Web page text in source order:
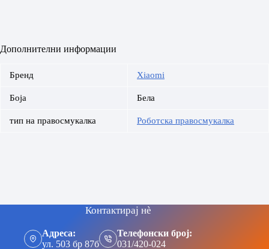
Дополнителни информации
Бренд Xiaomi
Боја Бела
тип на правосмукалка Роботска правосмукалка
Контактирај нè
Адреса:
ул. 503 бр 87б
Телефонски број:
031/420-024